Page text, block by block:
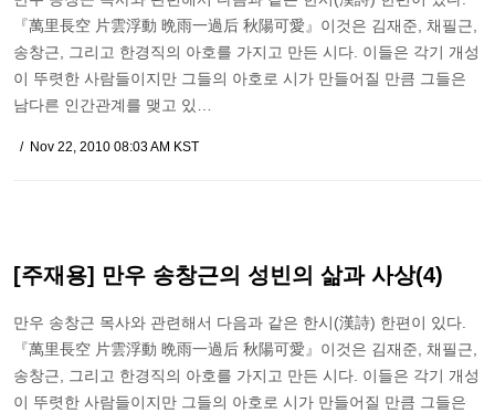
『萬里長空 片雲浮動 晩雨一過后 秋陽可愛』이것은 김재준, 채필근,
송창근, 그리고 한경직의 아호를 가지고 만든 시다. 이들은 각기 개성
이 뚜렷한 사람들이지만 그들의 아호로 시가 만들어질 만큼 그들은
남다른 인간관계를 맺고 있…
Nov 22, 2010 08:03 AM KST
[주재용] 만우 송창근의 성빈의 삶과 사상(4)
만우 송창근 목사와 관련해서 다음과 같은 한시(漢詩) 한편이 있다.
『萬里長空 片雲浮動 晩雨一過后 秋陽可愛』이것은 김재준, 채필근,
송창근, 그리고 한경직의 아호를 가지고 만든 시다. 이들은 각기 개성
이 뚜렷한 사람들이지만 그들의 아호로 시가 만들어질 만큼 그들은